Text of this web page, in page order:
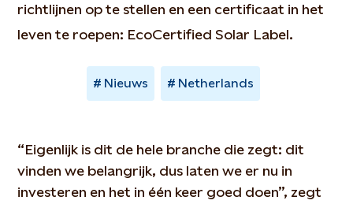
richtlijnen op te stellen en een certificaat in het
leven te roepen: EcoCertified Solar Label.
Nieuws Netherlands
“Eigenlijk is dit de hele branche die zegt: dit
vinden we belangrijk, dus laten we er nu in
investeren en het in één keer goed doen”, zegt